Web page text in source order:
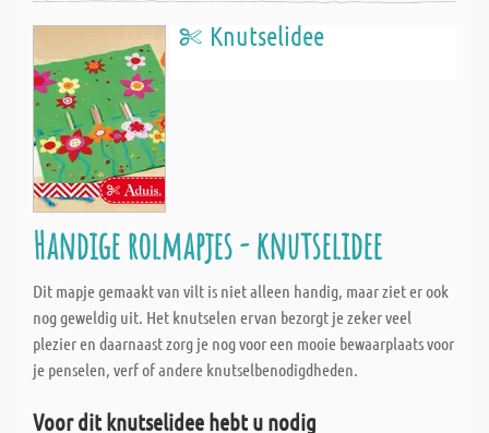
Knutselidee
Handige rolmapjes - knutselidee
Dit mapje gemaakt van vilt is niet alleen handig, maar ziet er ook
nog geweldig uit. Het knutselen ervan bezorgt je zeker veel
plezier en daarnaast zorg je nog voor een mooie bewaarplaats voor
je penselen, verf of andere knutselbenodigdheden.
Voor dit knutselidee hebt u nodig